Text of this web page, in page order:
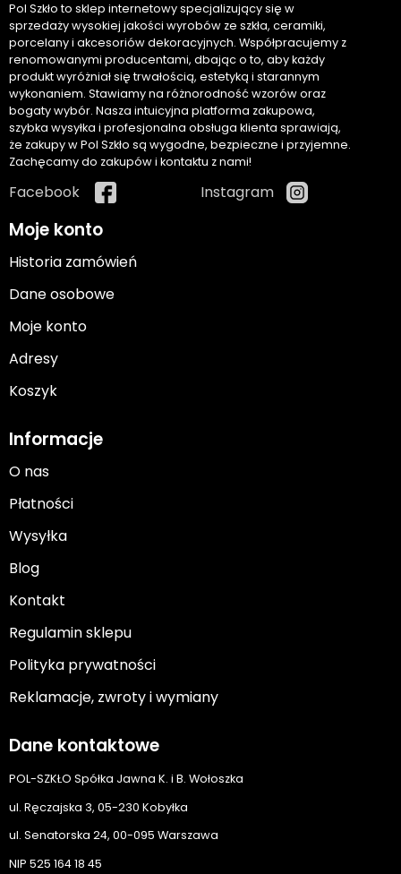
Pol Szkło to sklep internetowy specjalizujący się w
sprzedaży wysokiej jakości wyrobów ze szkła, ceramiki,
porcelany i akcesoriów dekoracyjnych. Współpracujemy z
renomowanymi producentami, dbając o to, aby każdy
produkt wyróżniał się trwałością, estetyką i starannym
wykonaniem. Stawiamy na różnorodność wzorów oraz
bogaty wybór. Nasza intuicyjna platforma zakupowa,
szybka wysyłka i profesjonalna obsługa klienta sprawiają,
że zakupy w Pol Szkło są wygodne, bezpieczne i przyjemne.
Zachęcamy do zakupów i kontaktu z nami!
Facebook Instagram
Moje konto
Historia zamówień
Dane osobowe
Moje konto
Adresy
Koszyk
Informacje
O nas
Płatności
Wysyłka
Blog
Kontakt
Regulamin sklepu
Polityka prywatności
Reklamacje, zwroty i wymiany
Dane kontaktowe
POL-SZKŁO Spółka Jawna K. i B. Wołoszka
ul. Ręczajska 3, 05-230 Kobyłka
ul. Senatorska 24, 00-095 Warszawa
NIP 525 164 18 45